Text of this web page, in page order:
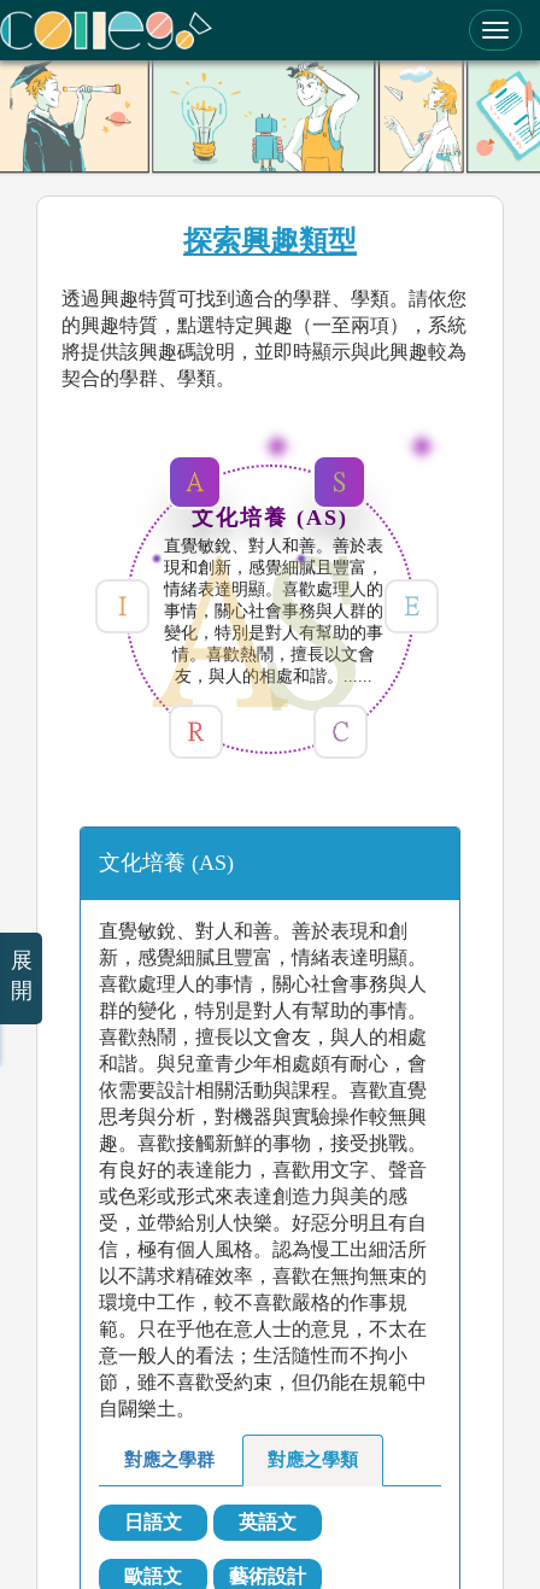
ColleGo! 大學選才與高中育才輔助系統
探索興趣類型
透過興趣特質可找到適合的學群、學類。請依您
的興趣特質，點選特定興趣（一至兩項），系統
將提供該興趣碼說明，並即時顯示與此興趣較為
契合的學群、學類。
文化培養 (AS)
直覺敏銳、對人和善。善於表
現和創新，感覺細膩且豐富，
情緒表達明顯。喜歡處理人的
事情，關心社會事務與人群的
變化，特別是對人有幫助的事
情。喜歡熱鬧，擅長以文會
友，與人的相處和諧。......
文化培養 (AS)
直覺敏銳、對人和善。善於表現和創
新，感覺細膩且豐富，情緒表達明顯。
喜歡處理人的事情，關心社會事務與人
群的變化，特別是對人有幫助的事情。
喜歡熱鬧，擅長以文會友，與人的相處
和諧。與兒童青少年相處頗有耐心，會
依需要設計相關活動與課程。喜歡直覺
思考與分析，對機器與實驗操作較無興
趣。喜歡接觸新鮮的事物，接受挑戰。
有良好的表達能力，喜歡用文字、聲音
或色彩或形式來表達創造力與美的感
受，並帶給別人快樂。好惡分明且有自
信，極有個人風格。認為慢工出細活所
以不講求精確效率，喜歡在無拘無束的
環境中工作，較不喜歡嚴格的作事規
範。只在乎他在意人士的意見，不太在
意一般人的看法；生活隨性而不拘小
節，雖不喜歡受約束，但仍能在規範中
自闢樂土。
對應之學群 對應之學類
日語文 英語文
歐語文 藝術設計
展
開